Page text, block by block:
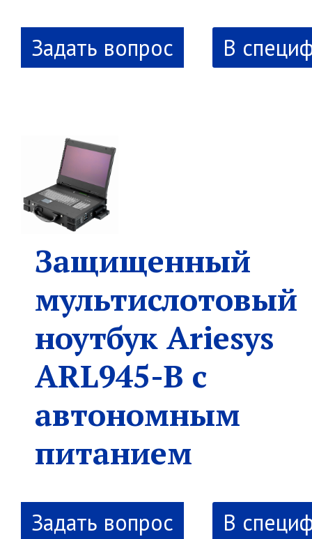
В
Защищенный
мультислотовый
ноутбук Ariesys
ARL945-B с
автономным
питанием
В